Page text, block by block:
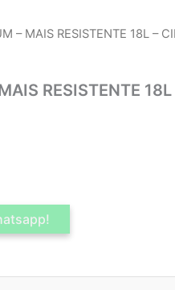
– MAIS RESISTENTE 18L –
RESISTENTE 18L